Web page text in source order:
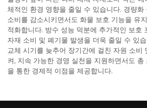
체적인 환경 영향을 줄일 수 있습니다. 경량화
소비를 감소시키면서도 화물 보호 기능을 유
적화합니다. 방수 성능 덕분에 추가적인 보호
자재 소비 및 폐기물 발생을 더욱 줄일 수 있
교체 시기를 늦추어 장기간에 걸친 자원 소비
켜, 지속 가능한 경영 실천을 지원하면서도
을 통한 경제적 이점을 제공합니다.